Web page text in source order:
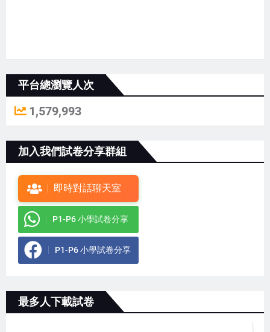
平台總瀏覽人次
1,579,993
加入我們試卷分享群組
即時對話聊天室
P1-P6 小學試卷分享
P1-P6 小學試卷分享
最多人下載試卷